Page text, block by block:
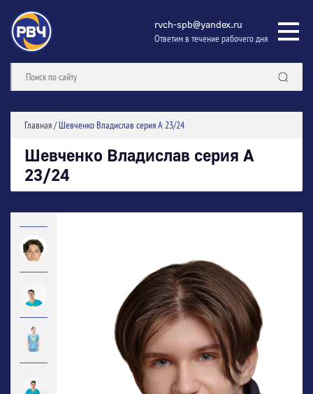
rvch-spb@yandex.ru
Ответим в течение рабочего дня
Главная/Шевченко Владислав серия А 23/24
Шевченко Владислав серия А
23/24